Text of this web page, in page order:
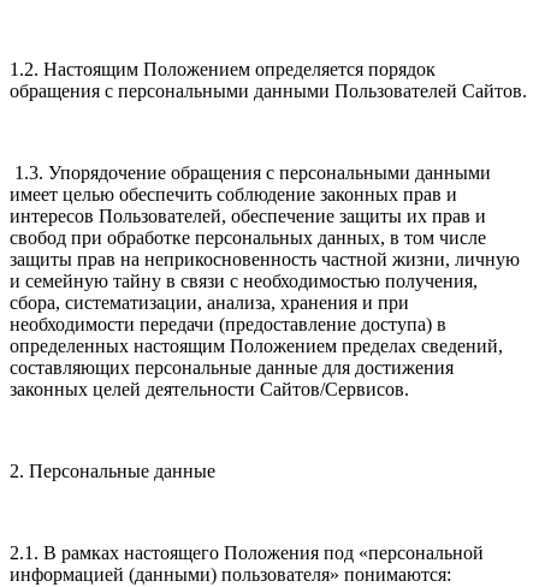
1.2. Настоящим Положением определяется порядок
обращения с персональными данными Пользователей Сайтов.
1.3. Упорядочение обращения с персональными данными
имеет целью обеспечить соблюдение законных прав и
интересов Пользователей, обеспечение защиты их прав и
свобод при обработке персональных данных, в том числе
защиты прав на неприкосновенность частной жизни, личную
и семейную тайну в связи с необходимостью получения,
сбора, систематизации, анализа, хранения и при
необходимости передачи (предоставление доступа) в
определенных настоящим Положением пределах сведений,
составляющих персональные данные для достижения
законных целей деятельности Сайтов/Сервисов.
2. Персональные данные
2.1. В рамках настоящего Положения под «персональной
информацией (данными) пользователя» понимаются: